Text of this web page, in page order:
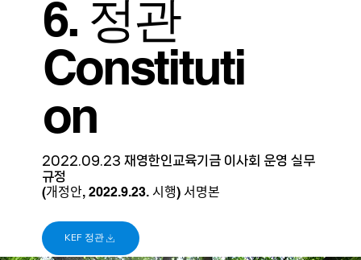
6. 정관
Constituti
on
2022.09.23 재영한인교육기금 이사회 운영 실무
규정
(개정안, 2022.9.23. 시행) 서명본
KEF 정관